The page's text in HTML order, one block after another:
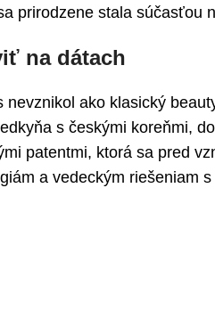
prirodzene stala súčasťou
na dátach
nevznikol ako klasický
s českými koreňmi,
patentmi, ktorá sa pred
a vedeckým riešeniam